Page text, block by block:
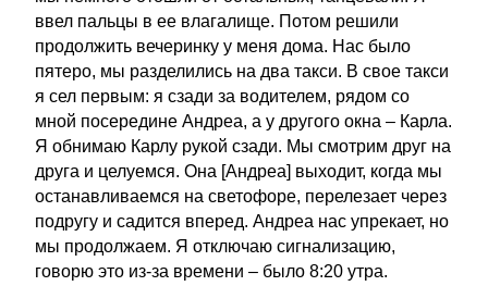
ввел пальцы в ее влагалище. Потом решили
продолжить вечеринку у меня дома. Нас было
пятеро, мы разделились на два такси. В свое такси
я сел первым: я сзади за водителем, рядом со
мной посередине Андреа, а у другого окна – Карла.
Я обнимаю Карлу рукой сзади. Мы смотрим друг на
друга и целуемся. Она [Андреа] выходит, когда мы
останавливаемся на светофоре, перелезает через
подругу и садится вперед. Андреа нас упрекает, но
мы продолжаем. Я отключаю сигнализацию,
говорю это из-за времени – было 8:20 утра.